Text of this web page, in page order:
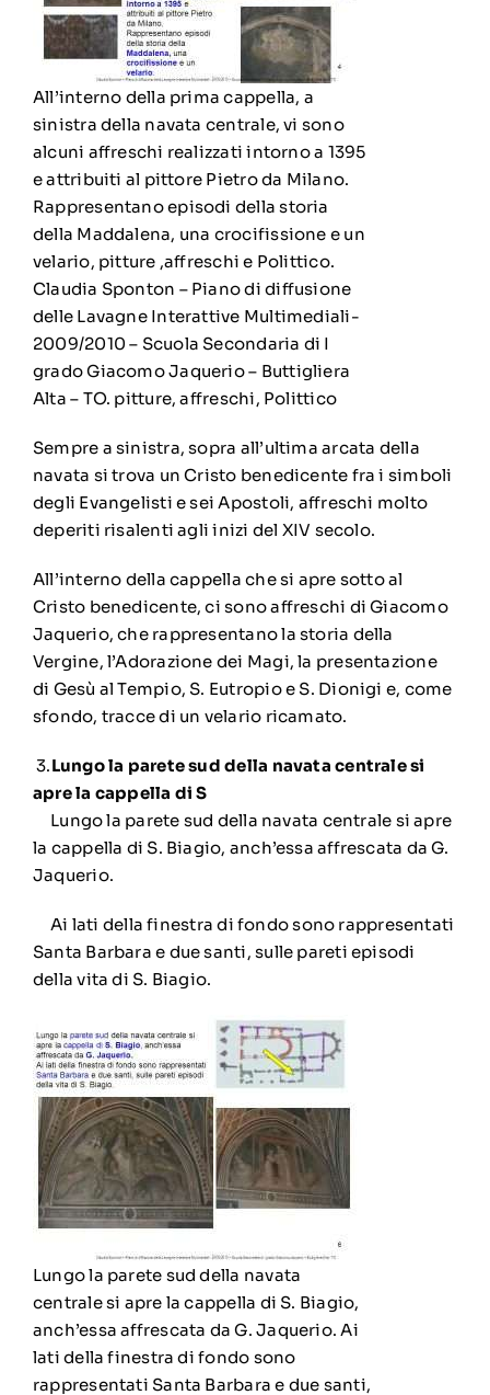
All’interno della prima cappella, a
sinistra della navata centrale, vi sono
alcuni affreschi realizzati intorno a 1395
e attribuiti al pittore Pietro da Milano.
Rappresentano episodi della storia
della Maddalena, una crocifissione e un
velario, pitture ,affreschi e Polittico.
Claudia Sponton – Piano di diffusione
delle Lavagne Interattive Multimediali-
2009/2010 – Scuola Secondaria di I
grado Giacomo Jaquerio – Buttigliera
Alta – TO. pitture, affreschi, Polittico
Sempre a sinistra, sopra all’ultima arcata della
navata si trova un Cristo benedicente fra i simboli
degli Evangelisti e sei Apostoli, affreschi molto
deperiti risalenti agli inizi del XIV secolo.
All’interno della cappella che si apre sotto al
Cristo benedicente, ci sono affreschi di Giacomo
Jaquerio, che rappresentano la storia della
Vergine, l’Adorazione dei Magi, la presentazione
di Gesù al Tempio, S. Eutropio e S. Dionigi e, come
sfondo, tracce di un velario ricamato.
3.Lungo la parete sud della navata centrale si
apre la cappella di S
Lungo la parete sud della navata centrale si apre
la cappella di S. Biagio, anch’essa affrescata da G.
Jaquerio.
Ai lati della finestra di fondo sono rappresentati
Santa Barbara e due santi, sulle pareti episodi
della vita di S. Biagio.
Lungo la parete sud della navata
centrale si apre la cappella di S. Biagio,
anch’essa affrescata da G. Jaquerio. Ai
lati della finestra di fondo sono
rappresentati Santa Barbara e due santi,